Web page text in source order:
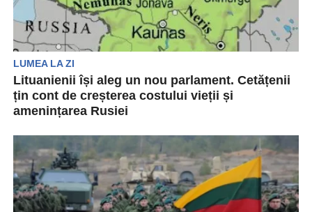
LUMEA LA ZI
Lituanienii își aleg un nou parlament. Cetățenii
țin cont de creșterea costului vieții și
amenințarea Rusiei
un nou parlament în cadrul unui vot dominat
de...